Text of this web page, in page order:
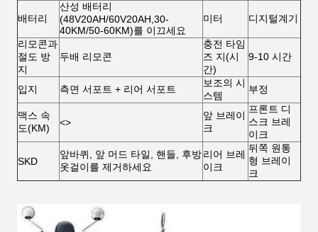
배터리
산성 배터리
(48V20AH/60V20AH,30-
40KM/50-60KM)를 이끄세요
미터 디지털계기
리모콘과
절도 방
지
두배 리모콘
충전 타임
즈 지(시
간)
9-10 시간
입지 측면 서포트 + 리어 서포트
보조의 시
스템
부정
맥스 속
도(KM)
<>
앞 브레이
크
프론트 디
스크 브레
이크
SKD
앞바퀴, 앞 머드 타일, 핸들, 후방
옷걸이를 제거하세요
리어 브레
이크
뒤쪽 원통
형 브레이
크